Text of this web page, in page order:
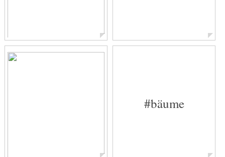
Véronique Wolfgramm
#bäume